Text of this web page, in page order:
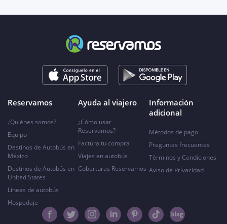
Reservamos
¿Quiénes somos?
Equipo
Destinos de Autobús en
México
Destinos de Autobús en
United States
Líneas de autobús
Hospedaje
Ayuda al viajero
¿Cómo usar
Reservamos?
Factura tu compra
Viajes en autobús
Coberturas Reservamos
Información
adicional
Métodos de pago
Preguntas frecuentes
Términos y Condiciones
Aviso de Privacidad